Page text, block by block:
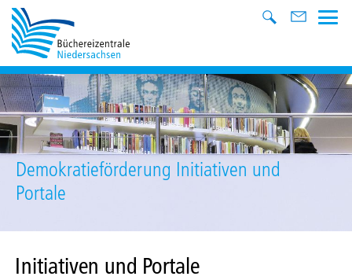
Demokratieförderung Initiativen und
Portale
Initiativen und Portale